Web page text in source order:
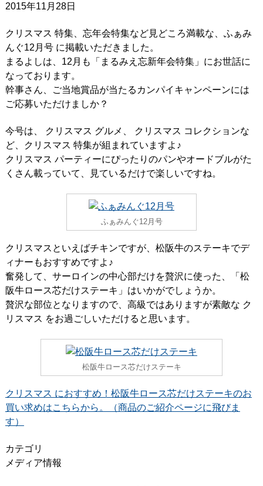
2015年11月28日
クリスマス 特集、忘年会特集など見どころ満載な、ふぁみ
んぐ12月号 に掲載いただきました。
まるよしは、12月も「まるみえ忘新年会特集」にお世話に
なっております。
幹事さん、ご当地賞品が当たるカンパイキャンペーンには
ご応募いただけましか？
今号は、 クリスマス グルメ、 クリスマス コレクションな
ど、クリスマス 特集が組まれていますよ♪
クリスマス パーティーにぴったりのパンやオードブルがた
くさん載っていて、見ているだけで楽しいですね。
ふぁみんぐ12月号
クリスマスといえばチキンですが、松阪牛のステーキでデ
ィナーもおすすめですよ♪
奮発して、サーロインの中心部だけを贅沢に使った、「松
阪牛ロース芯だけステーキ」はいかがでしょうか。
贅沢な部位となりますので、高級ではありますが素敵な ク
リスマス をお過ごしいただけると思います。
松阪牛ロース芯だけステーキ
クリスマス におすすめ！松阪牛ロース芯だけステーキのお
買い求めはこちらから。（商品のご紹介ページに飛びま
す）
カテゴリ
メディア情報